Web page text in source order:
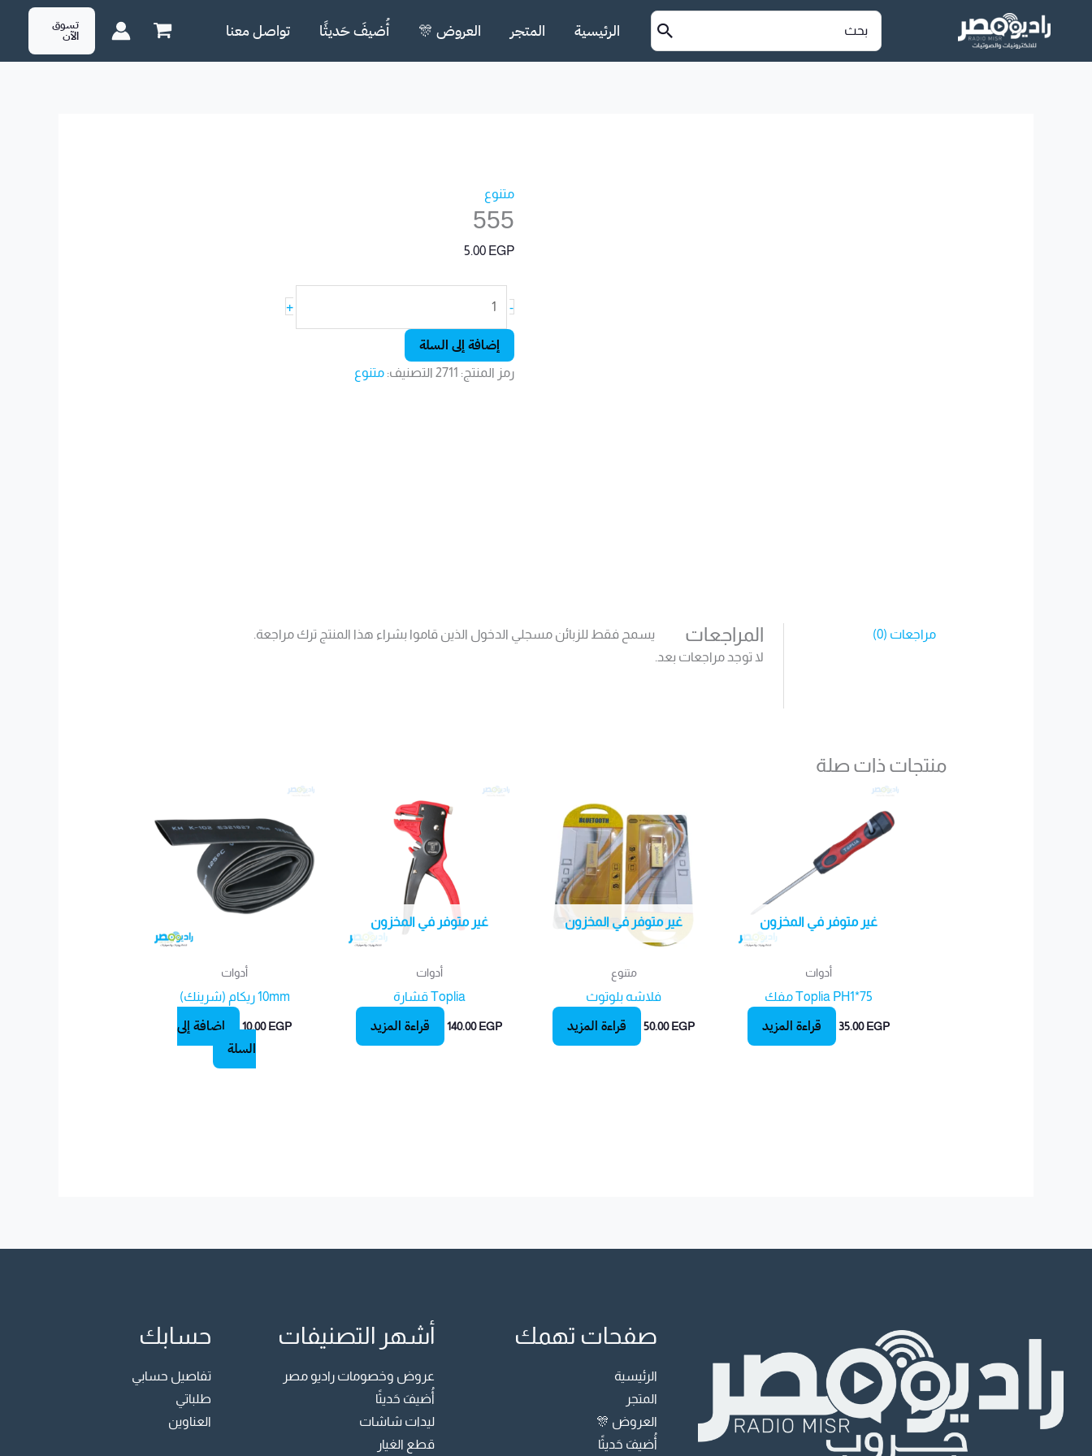
البحث
عن:
الرئيسية المتجر العروض 🎊 أُضيفَ حَديثًا تواصل معنا تسوق
الآن
متنوع
555
5.00 EGP
-
+
إضافة إلى السلة
رمز المنتج: 2711 التصنيف:متنوع
مراجعات (0) المراجعات
لا توجد مراجعات بعد.
يسمح فقط للزبائن مسجلي الدخول الذين قاموا بشراء هذا المنتج ترك مراجعة.
منتجات ذات صلة
غير متوفر في المخزون
أدوات
Toplia PH1*75 مفك
35.00EGP قراءة المزيد
غير متوفر في المخزون
متنوع
فلاشه بلوتوث
50.00EGP قراءة المزيد
غير متوفر في المخزون
أدوات
Toplia قشارة
140.00EGP قراءة المزيد
أدوات
10mm ريكام (شرينك)
10.00EGP
إضافة إلى
السلة
صفحات تهمك
الرئيسية
المتجر
العروض 🎊
أُضيفَ حَديثًا
أشهر التصنيفات
عروض وخصومات راديو مصر
أُضيفَ حَديثًا
ليدات شاشات
قطع الغيار
حسابك
تفاصيل حسابي
طلباتي
العناوين